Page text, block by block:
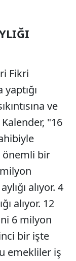
Fikri
ve
"16
bir
alıyor. 4
alıyor. 12
6 milyon
bir işte
emekliler iş